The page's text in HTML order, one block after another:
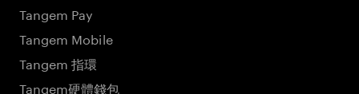
Tangem Pay
Tangem Mobile
Tangem 指環
Tangem硬體錢包